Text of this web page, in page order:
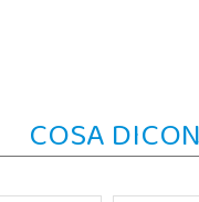
COSA